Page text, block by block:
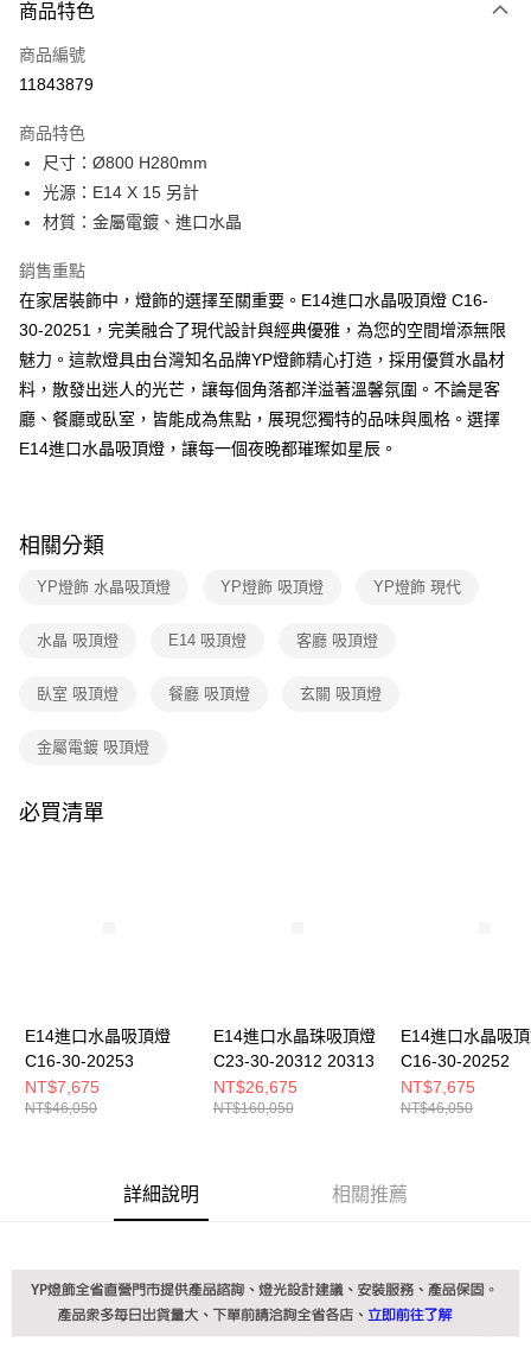
信用卡一次付款
LINE Pay
街口支付
悠遊付
全盈+PAY
AFTEE先享後付
相關說明
【關於「AFTEE先享後付」】
AFTEE先享後付是「在收到商品之後才付款」的支付方式。 讓您購物簡單
便利好安心！
１．簡單：不需註冊會員、不需綁卡、不需儲值。
【「AFTEE先享後付」結帳流程】
１．於結帳方式選擇「AFTEE先享後付」後，將跳轉至「AFTEE先享後付」
結帳頁面，進行簡訊認證並確認金額後，即可完成結帳。
ATM／網路銀行／等多元方式進行付款，方視為交易完成。
購買商品的店家。未經商家同意取消之訂單仍視為有效，需透過AFTEE先享
是否繳費成功／繳費後需取消欲退款等相關疑問，請聯繫「AFTEE先享後付
【注意事項】
時審查核予不同之上限額度；若仍有額度不足之情形，本公司將視審查結果
５．嚴禁一人註冊多個帳號或使用他人資訊註冊。若發現惡意使用之情形，
恩沛科技股份有限公司將有權停止該用戶之使用額度並採取法律行動。
每筆NT$180，滿NT$5,000(含以上)免運費
商品特色
商品編號
11843879
商品特色
尺寸：Ø800 H280mm
光源：E14 X 15 另計
材質：金屬電鍍、進口水晶
銷售重點
在家居裝飾中，燈飾的選擇至關重要。E14進口水晶吸頂燈 C16-
30-20251，完美融合了現代設計與經典優雅，為您的空間增添無限
魅力。這款燈具由台灣知名品牌YP燈飾精心打造，採用優質水晶材
料，散發出迷人的光芒，讓每個角落都洋溢著溫馨氛圍。不論是客
廳、餐廳或臥室，皆能成為焦點，展現您獨特的品味與風格。選擇
E14進口水晶吸頂燈，讓每一個夜晚都璀璨如星辰。
相關分類
YP燈飾 水晶吸頂燈 YP燈飾 吸頂燈 YP燈飾 現代
水晶 吸頂燈 E14 吸頂燈 客廳 吸頂燈
臥室 吸頂燈 餐廳 吸頂燈 玄關 吸頂燈
金屬電鍍 吸頂燈
必買清單
E14進口水晶吸頂燈
C16-30-20253
NT$7,675
NT$46,050
E14進口水晶珠吸頂燈
C23-30-20312 20313
NT$26,675
NT$160,050
E14進口水晶吸
C16-30-20252
NT$7,675
NT$46,050
詳細說明 相關推薦